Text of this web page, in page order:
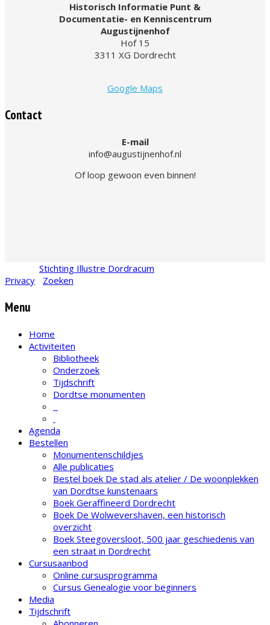
Historisch Informatie Punt &
Documentatie- en Kenniscentrum
Augustijnenhof
Hof 15
3311 XG Dordrecht
Google Maps
Contact
E-mail
info@augustijnenhof.nl
Of loop gewoon even binnen!
Stichting Illustre Dordracum
Privacy
Zoeken
Menu
Home
Activiteiten
Bibliotheek
Onderzoek
Tijdschrift
Dordtse monumenten
Agenda
Bestellen
Monumentenschildjes
Alle publicaties
Bestel boek De stad als atelier / De woonplekken
van Dordtse kunstenaars
Boek Geraffineerd Dordrecht
Boek De Wolwevershaven, een historisch
overzicht
Boek Steegoversloot, 500 jaar geschiedenis van
een straat in Dordrecht
Cursusaanbod
Online cursusprogramma
Cursus Genealogie voor beginners
Media
Tijdschrift